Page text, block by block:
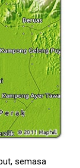
semasa